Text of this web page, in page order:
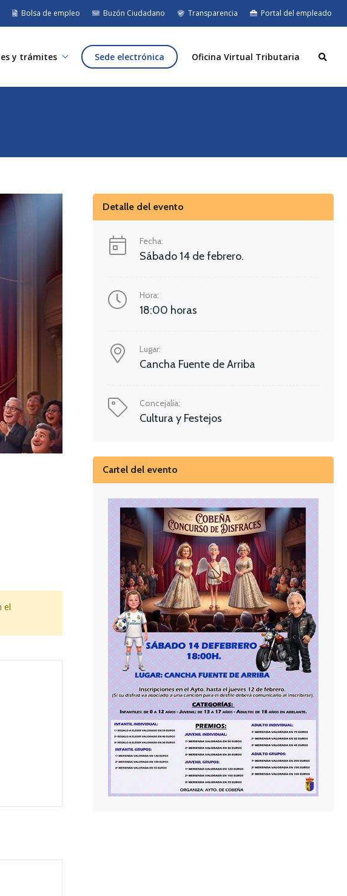
Bolsa de empleo Buzón Ciudadano Transparencia Portal del empleado
y trámites Sede electrónica Oficina Virtual Tributaria
el
Detalle del evento
Fecha:
Sábado 14 de febrero.
Hora:
18:00 horas
Lugar:
Cancha Fuente de Arriba
Concejalía:
Cultura y Festejos
Cartel del evento